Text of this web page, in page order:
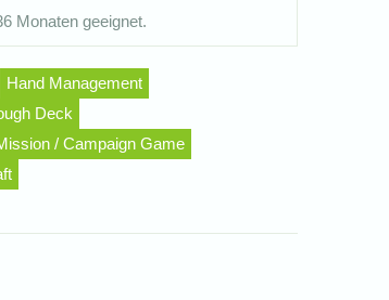
Monaten geeignet.
Hand Management
Deck
/ Campaign Game